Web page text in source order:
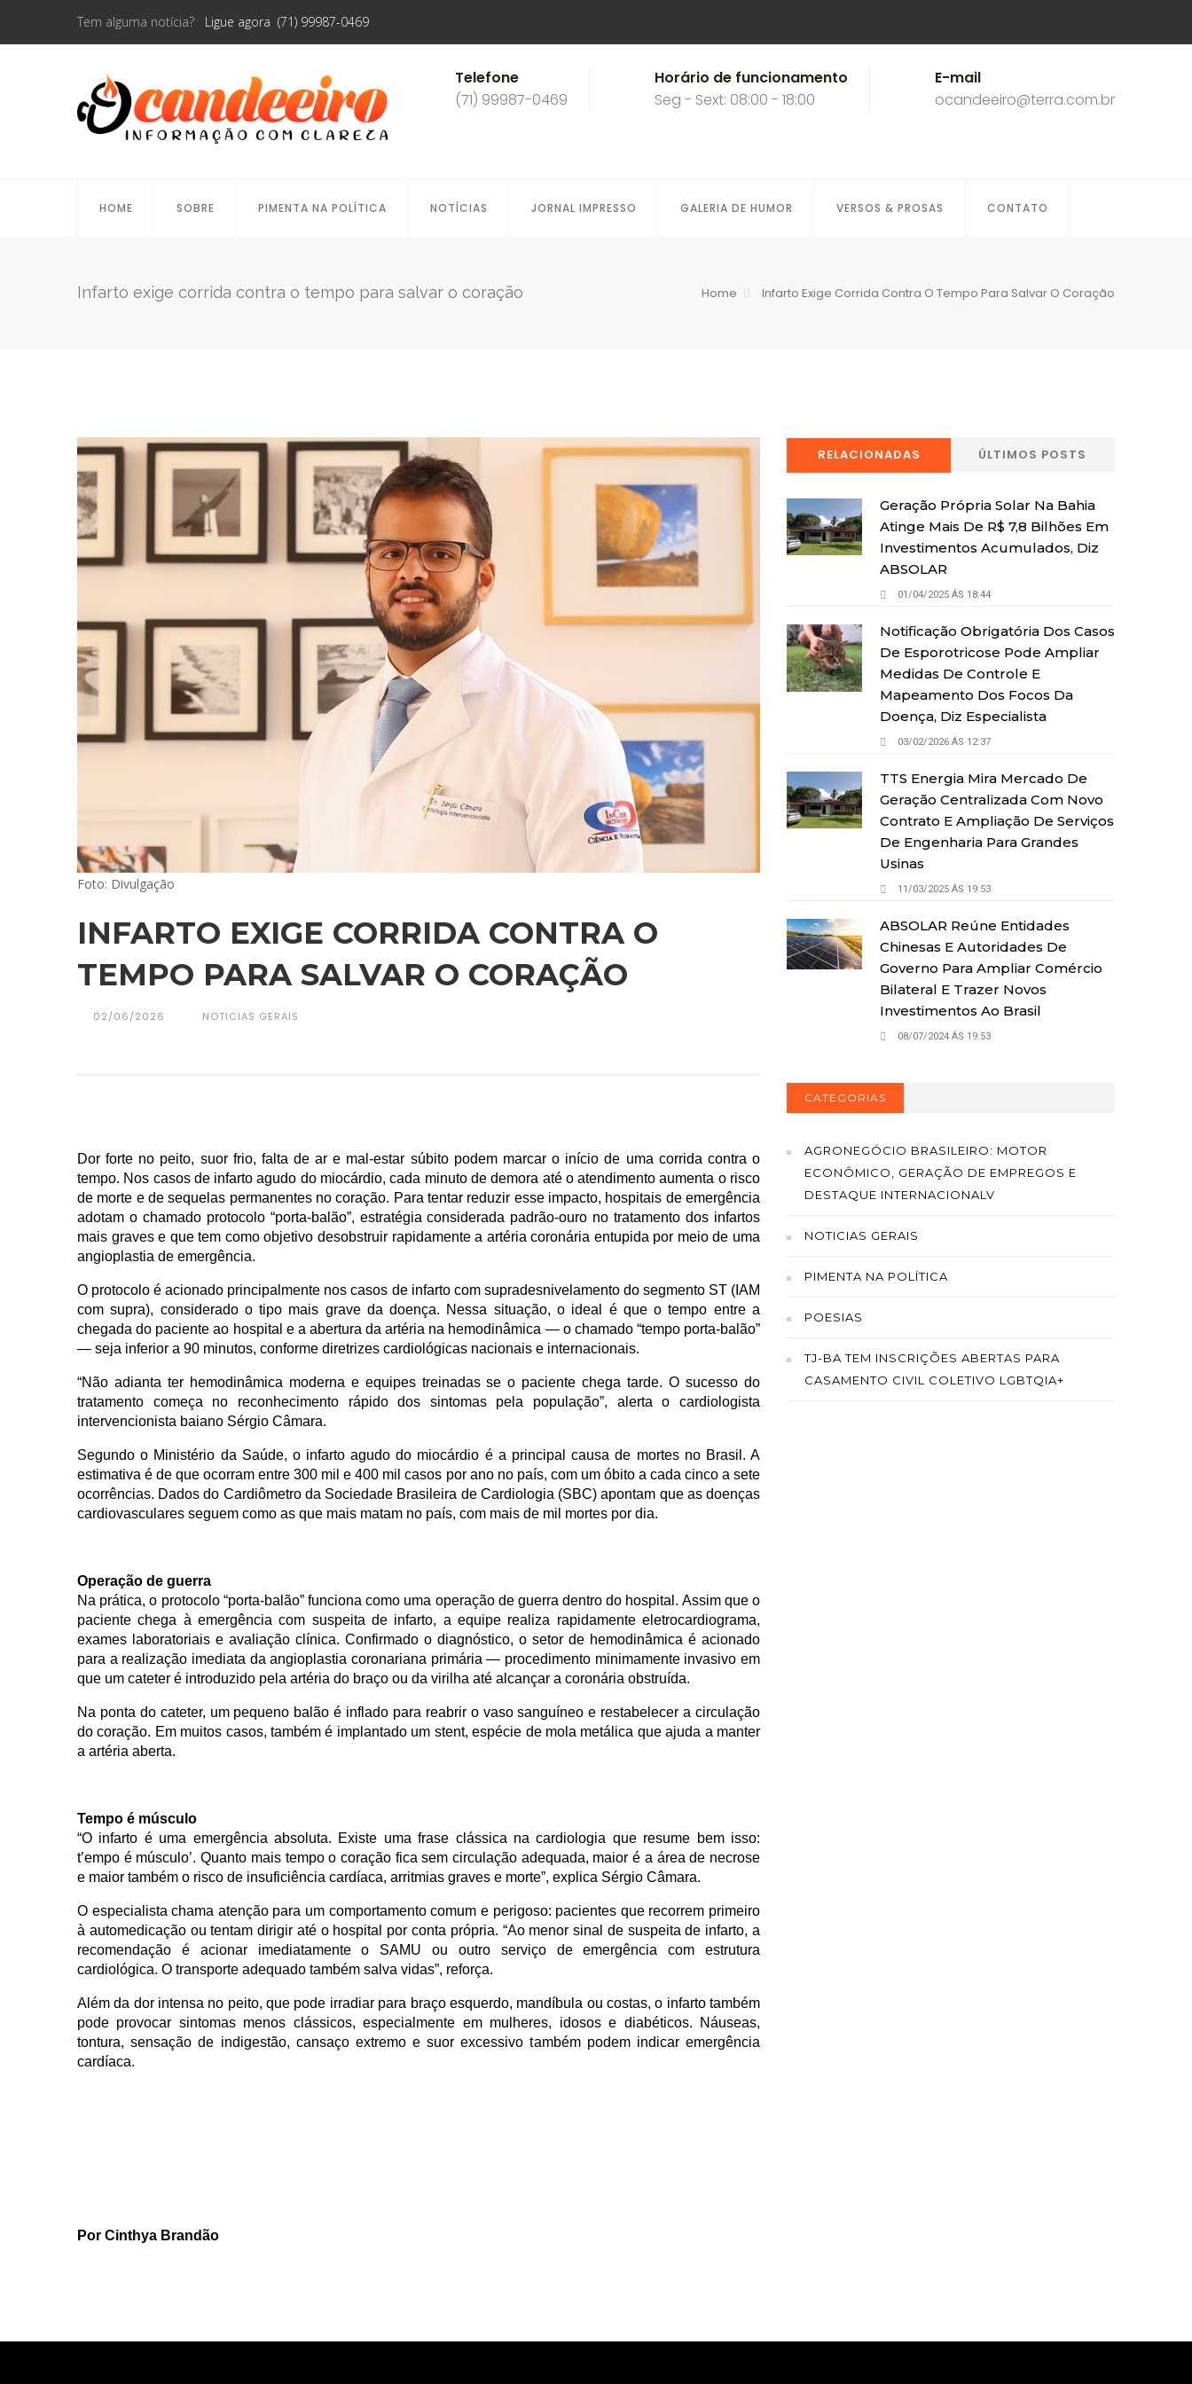
Tem alguma notícia? Ligue agora (71) 99987-0469
Telefone
(71) 99987-0469
Horário de funcionamento
Seg - Sext: 08:00 - 18:00
E-mail
ocandeeiro@terra.com.br
HOME SOBRE PIMENTA NA POLÍTICA NOTÍCIAS JORNAL IMPRESSO GALERIA DE HUMOR VERSOS & PROSAS CONTATO
Infarto exige corrida contra o tempo para salvar o coração Home Infarto Exige Corrida Contra O Tempo Para Salvar O Coração
Foto: Divulgação
INFARTO EXIGE CORRIDA CONTRA O
TEMPO PARA SALVAR O CORAÇÃO
02/06/2026 NOTICIAS GERAIS
Dor forte no peito, suor frio, falta de ar e mal-estar súbito podem marcar o início de uma corrida contra o
tempo. Nos casos de infarto agudo do miocárdio, cada minuto de demora até o atendimento aumenta o risco
de morte e de sequelas permanentes no coração. Para tentar reduzir esse impacto, hospitais de emergência
adotam o chamado protocolo “porta-balão”, estratégia considerada padrão-ouro no tratamento dos infartos
mais graves e que tem como objetivo desobstruir rapidamente a artéria coronária entupida por meio de uma
angioplastia de emergência.
O protocolo é acionado principalmente nos casos de infarto com supradesnivelamento do segmento ST (IAM
com supra), considerado o tipo mais grave da doença. Nessa situação, o ideal é que o tempo entre a
chegada do paciente ao hospital e a abertura da artéria na hemodinâmica — o chamado “tempo porta-balão”
— seja inferior a 90 minutos, conforme diretrizes cardiológicas nacionais e internacionais.
“Não adianta ter hemodinâmica moderna e equipes treinadas se o paciente chega tarde. O sucesso do
tratamento começa no reconhecimento rápido dos sintomas pela população”, alerta o cardiologista
intervencionista baiano Sérgio Câmara.
Segundo o Ministério da Saúde, o infarto agudo do miocárdio é a principal causa de mortes no Brasil. A
estimativa é de que ocorram entre 300 mil e 400 mil casos por ano no país, com um óbito a cada cinco a sete
ocorrências. Dados do Cardiômetro da Sociedade Brasileira de Cardiologia (SBC) apontam que as doenças
cardiovasculares seguem como as que mais matam no país, com mais de mil mortes por dia.
Operação de guerra
Na prática, o protocolo “porta-balão” funciona como uma operação de guerra dentro do hospital. Assim que o
paciente chega à emergência com suspeita de infarto, a equipe realiza rapidamente eletrocardiograma,
exames laboratoriais e avaliação clínica. Confirmado o diagnóstico, o setor de hemodinâmica é acionado
para a realização imediata da angioplastia coronariana primária — procedimento minimamente invasivo em
que um cateter é introduzido pela artéria do braço ou da virilha até alcançar a coronária obstruída.
Na ponta do cateter, um pequeno balão é inflado para reabrir o vaso sanguíneo e restabelecer a circulação
do coração. Em muitos casos, também é implantado um stent, espécie de mola metálica que ajuda a manter
a artéria aberta.
Tempo é músculo
“O infarto é uma emergência absoluta. Existe uma frase clássica na cardiologia que resume bem isso:
t’empo é músculo’. Quanto mais tempo o coração fica sem circulação adequada, maior é a área de necrose
e maior também o risco de insuficiência cardíaca, arritmias graves e morte”, explica Sérgio Câmara.
O especialista chama atenção para um comportamento comum e perigoso: pacientes que recorrem primeiro
à automedicação ou tentam dirigir até o hospital por conta própria. “Ao menor sinal de suspeita de infarto, a
recomendação é acionar imediatamente o SAMU ou outro serviço de emergência com estrutura
cardiológica. O transporte adequado também salva vidas”, reforça.
Além da dor intensa no peito, que pode irradiar para braço esquerdo, mandíbula ou costas, o infarto também
pode provocar sintomas menos clássicos, especialmente em mulheres, idosos e diabéticos. Náuseas,
tontura, sensação de indigestão, cansaço extremo e suor excessivo também podem indicar emergência
cardíaca.
Por Cinthya Brandão
RELACIONADAS ÚLTIMOS POSTS
Geração Própria Solar Na Bahia
Atinge Mais De R$ 7,8 Bilhões Em
Investimentos Acumulados, Diz
ABSOLAR
01/04/2025 ÁS 18:44
Notificação Obrigatória Dos Casos
De Esporotricose Pode Ampliar
Medidas De Controle E
Mapeamento Dos Focos Da
Doença, Diz Especialista
03/02/2026 ÁS 12:37
TTS Energia Mira Mercado De
Geração Centralizada Com Novo
Contrato E Ampliação De Serviços
De Engenharia Para Grandes
Usinas
11/03/2025 ÁS 19:53
ABSOLAR Reúne Entidades
Chinesas E Autoridades De
Governo Para Ampliar Comércio
Bilateral E Trazer Novos
Investimentos Ao Brasil
08/07/2024 ÁS 19:53
CATEGORIAS
AGRONEGÓCIO BRASILEIRO: MOTOR
ECONÔMICO, GERAÇÃO DE EMPREGOS E
DESTAQUE INTERNACIONALV
NOTICIAS GERAIS
PIMENTA NA POLÍTICA
POESIAS
TJ-BA TEM INSCRIÇÕES ABERTAS PARA
CASAMENTO CIVIL COLETIVO LGBTQIA+